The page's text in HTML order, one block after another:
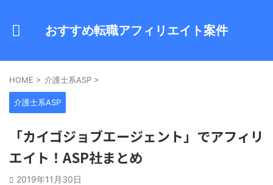
おすすめ転職アフィリエイト案件
HOME > 介護士系ASP >
介護士系ASP
「カイゴジョブエージェント」でアフィリ
エイト！ASP社まとめ
2019年11月30日